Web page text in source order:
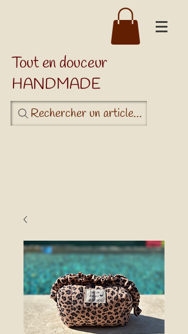
Tout en douceur
HANDMADE
Rechercher un article...